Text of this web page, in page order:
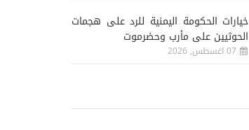
خيارات الحكومة اليمنية للرد على هجمات
الحوثيين على مأرب وحضرموت
07 اغسطس, 2026